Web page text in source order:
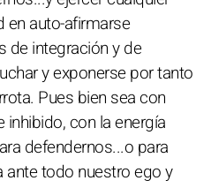
en auto-afirmarse
de integración y de
y exponerse por tanto
Pues bien sea con
con la energía
defendernos...o para
ante todo nuestro ego y